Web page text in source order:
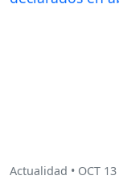
Actualidad • OCT